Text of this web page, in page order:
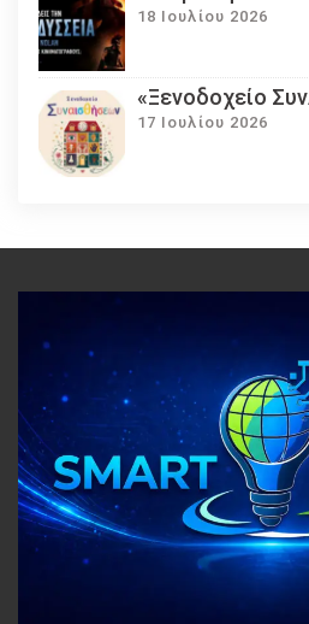
18 Ιουλίου 2026
«Ξενοδοχείο
17 Ιουλίου 2026